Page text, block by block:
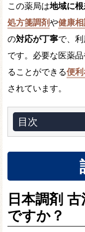
この薬局は地域に
処方箋調剤や健康
の対応が丁寧で、
です。必要な医薬
ることができる便
されています。
目次
日本調剤
ですか？